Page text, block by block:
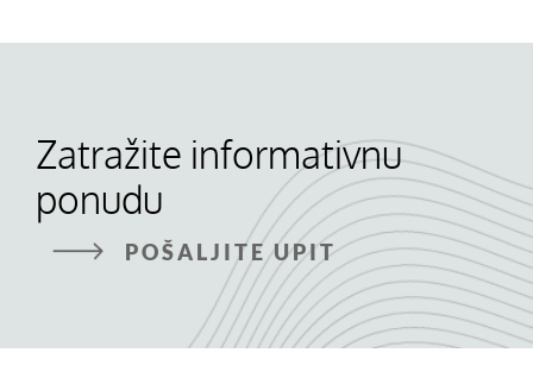
Zatražite informativnu
ponudu
POŠALJITE UPIT